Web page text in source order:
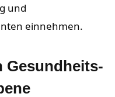
und
einnehmen.
Gesundheits-